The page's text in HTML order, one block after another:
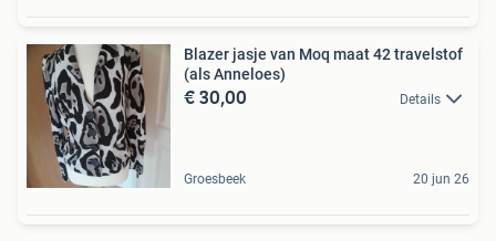
Blazer jasje van Moq maat 42 travelstof
(als Anneloes)
€ 30,00 Details
Groesbeek 20 jun 26